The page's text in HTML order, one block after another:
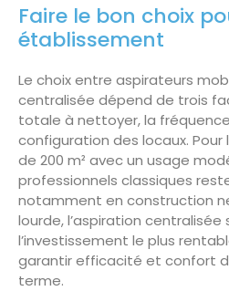
Faire le bon choix
établissement
Le choix entre aspirateurs
centralisée dépend de trois
totale à nettoyer, la
configuration des locaux.
de 200 m² avec un usage
professionnels classiques
notamment en construction
lourde, l’aspiration centralisée
l’investissement le plus
garantir efficacité et confort
terme.